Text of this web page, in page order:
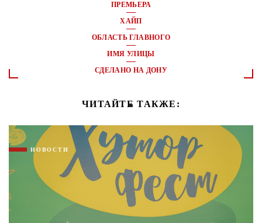
ПРЕМЬЕРА
ХАЙП
ОБЛАСТЬ ГЛАВНОГО
ИМЯ УЛИЦЫ
СДЕЛАНО НА ДОНУ
ЧИТАЙТЕ ТАКЖЕ:
НОВОСТИ